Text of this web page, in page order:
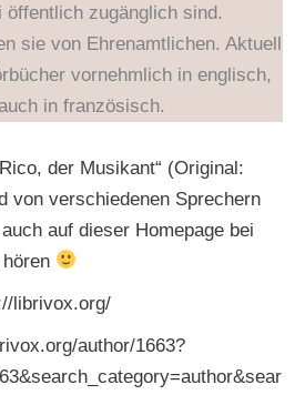
öffentlich zugänglich sind.
sie von Ehrenamtlichen. Aktuell
vornehmlich in englisch,
in französisch.
der Musikant“ (Original:
von verschiedenen Sprechern
auf dieser Homepage bei
hören
librivox.org/
author/1663?